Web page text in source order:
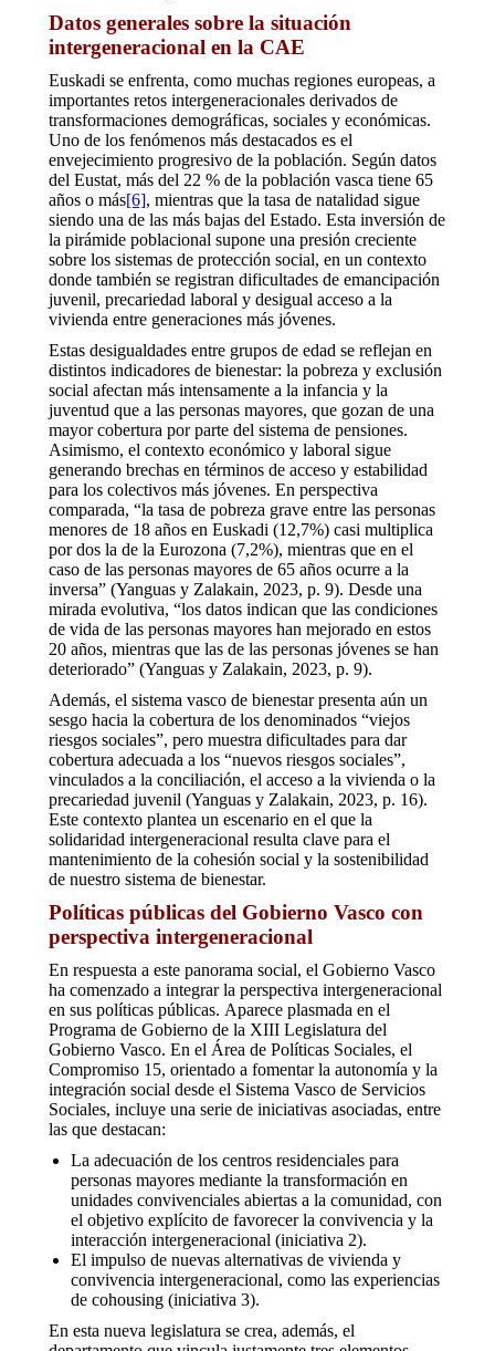
Datos generales sobre la situación
intergeneracional en la CAE
Euskadi se enfrenta, como muchas regiones europeas, a
importantes retos intergeneracionales derivados de
transformaciones demográficas, sociales y económicas.
Uno de los fenómenos más destacados es el
envejecimiento progresivo de la población. Según datos
del Eustat, más del 22 % de la población vasca tiene 65
años o más[6], mientras que la tasa de natalidad sigue
siendo una de las más bajas del Estado. Esta inversión de
la pirámide poblacional supone una presión creciente
sobre los sistemas de protección social, en un contexto
donde también se registran dificultades de emancipación
juvenil, precariedad laboral y desigual acceso a la
vivienda entre generaciones más jóvenes.
Estas desigualdades entre grupos de edad se reflejan en
distintos indicadores de bienestar: la pobreza y exclusión
social afectan más intensamente a la infancia y la
juventud que a las personas mayores, que gozan de una
mayor cobertura por parte del sistema de pensiones.
Asimismo, el contexto económico y laboral sigue
generando brechas en términos de acceso y estabilidad
para los colectivos más jóvenes. En perspectiva
comparada, “la tasa de pobreza grave entre las personas
menores de 18 años en Euskadi (12,7%) casi multiplica
por dos la de la Eurozona (7,2%), mientras que en el
caso de las personas mayores de 65 años ocurre a la
inversa” (Yanguas y Zalakain, 2023, p. 9). Desde una
mirada evolutiva, “los datos indican que las condiciones
de vida de las personas mayores han mejorado en estos
20 años, mientras que las de las personas jóvenes se han
deteriorado” (Yanguas y Zalakain, 2023, p. 9).
Además, el sistema vasco de bienestar presenta aún un
sesgo hacia la cobertura de los denominados “viejos
riesgos sociales”, pero muestra dificultades para dar
cobertura adecuada a los “nuevos riesgos sociales”,
vinculados a la conciliación, el acceso a la vivienda o la
precariedad juvenil (Yanguas y Zalakain, 2023, p. 16).
Este contexto plantea un escenario en el que la
solidaridad intergeneracional resulta clave para el
mantenimiento de la cohesión social y la sostenibilidad
de nuestro sistema de bienestar.
Políticas públicas del Gobierno Vasco con
perspectiva intergeneracional
En respuesta a este panorama social, el Gobierno Vasco
ha comenzado a integrar la perspectiva intergeneracional
en sus políticas públicas. Aparece plasmada en el
Programa de Gobierno de la XIII Legislatura del
Gobierno Vasco. En el Área de Políticas Sociales, el
Compromiso 15, orientado a fomentar la autonomía y la
integración social desde el Sistema Vasco de Servicios
Sociales, incluye una serie de iniciativas asociadas, entre
las que destacan:
La adecuación de los centros residenciales para
personas mayores mediante la transformación en
unidades convivenciales abiertas a la comunidad, con
el objetivo explícito de favorecer la convivencia y la
interacción intergeneracional (iniciativa 2).
El impulso de nuevas alternativas de vivienda y
convivencia intergeneracional, como las experiencias
de cohousing (iniciativa 3).
En esta nueva legislatura se crea, además, el